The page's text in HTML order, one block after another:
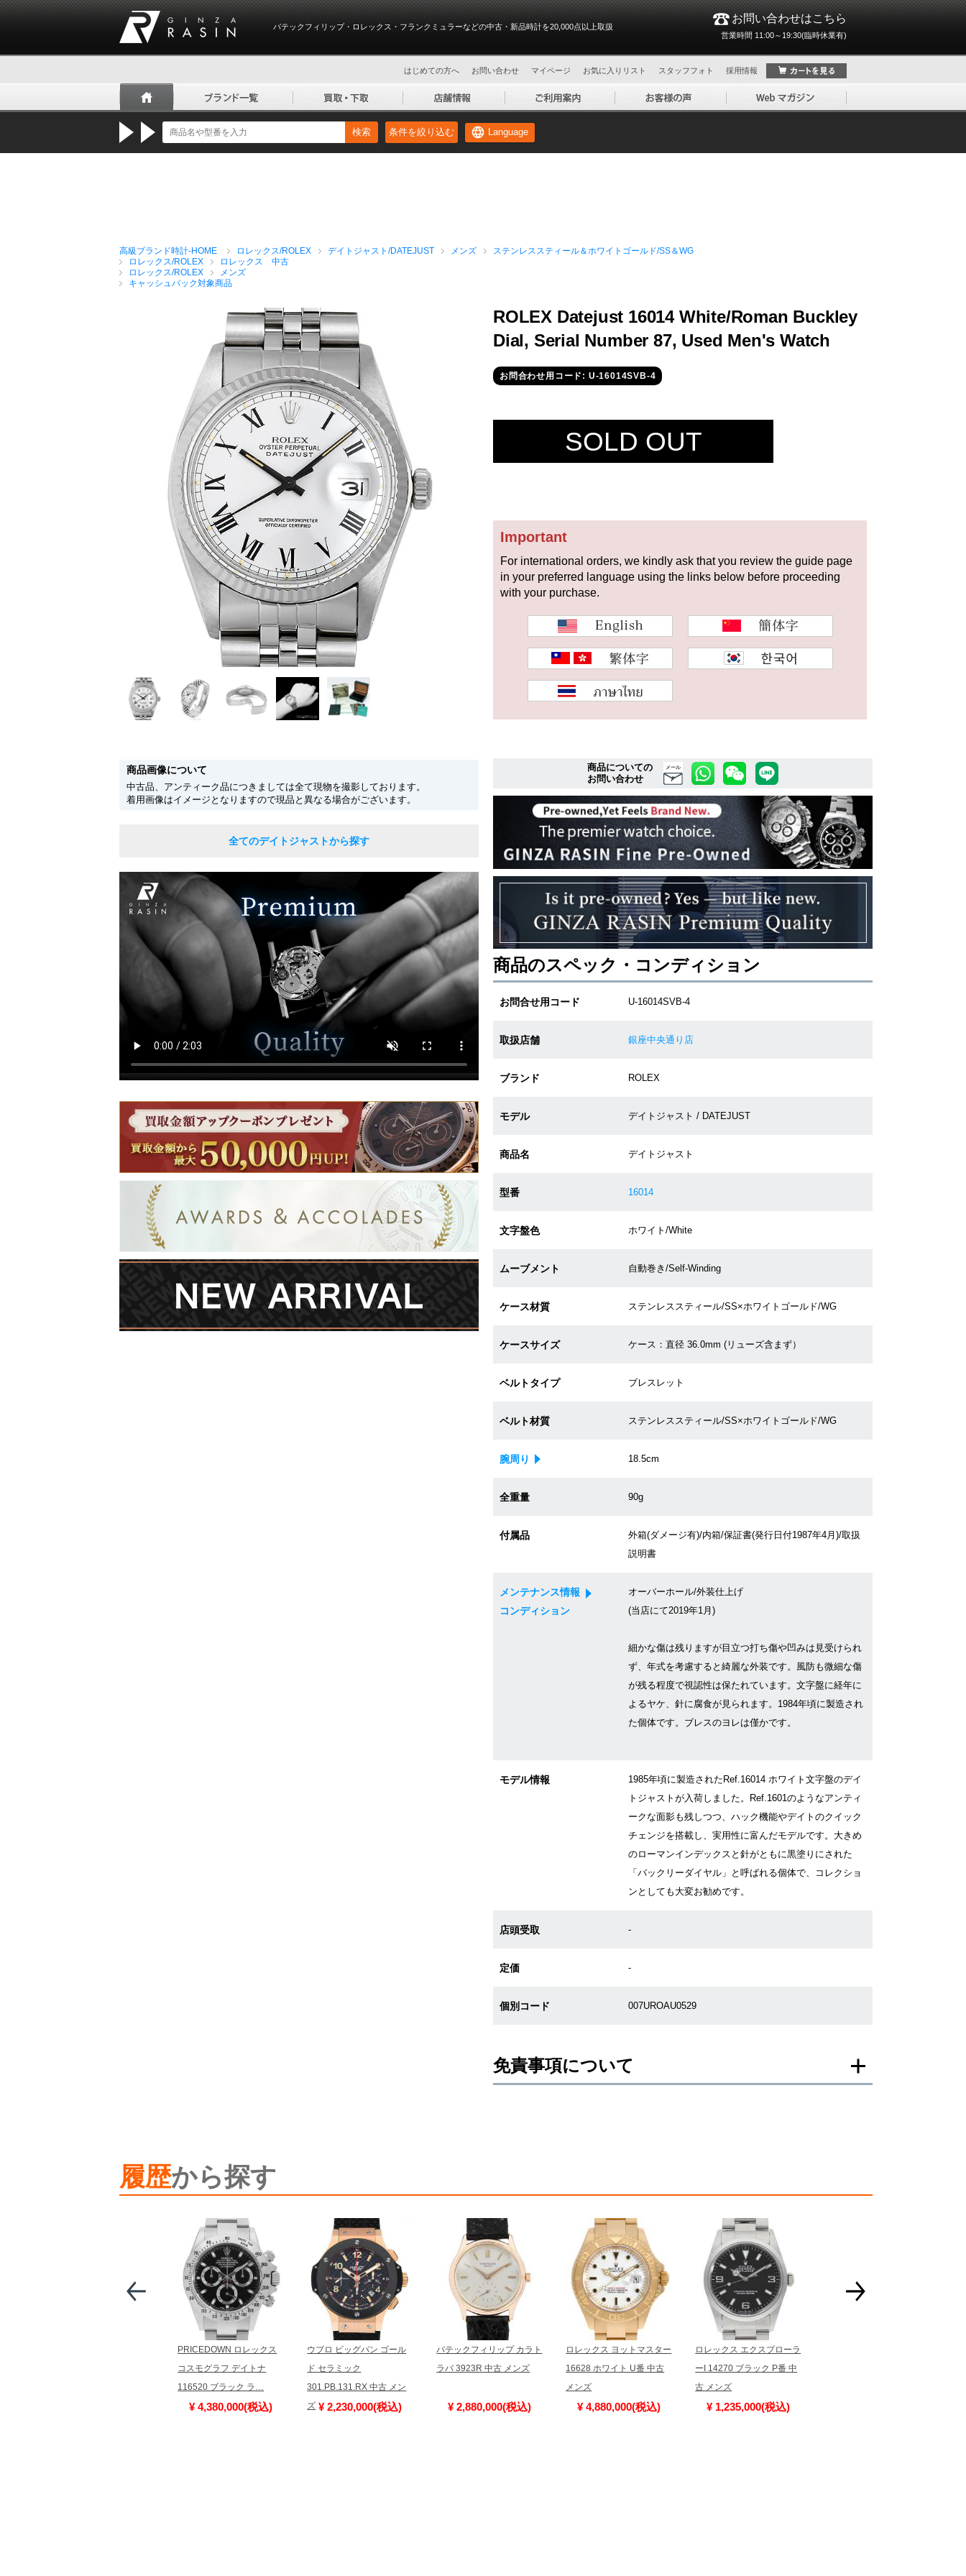
パテックフィリップ・ロレックス・フランクミュラーなどの中古・新品時計を20,000点以上取扱
お問い合わせはこちら
営業時間 11:00～19:30(臨時休業有)
はじめての方へ お問い合わせ マイページ お気に入りリスト スタッフフォト 採用情報
検索 条件を絞り込む Language
高級ブランド時計-HOME ロレックス/ROLEX デイトジャスト/DATEJUST メンズ
ステンレススティール＆ホワイトゴールド/SS＆WG
ロレックス/ROLEX
ロレックス 中古
ロレックス/ROLEX
メンズ
キャッシュバック対象商品
ROLEX Datejust 16014 White/Roman Buckley
Dial, Serial Number 87, Used Men's Watch
お問合わせ用コード: U-16014SVB-4
SOLD OUT
Important
For international orders, we kindly ask that you review the guide page
in your preferred language using the links below before proceeding
with your purchase.
商品画像について
中古品、アンティーク品につきましては全て現物を撮影しております。
着用画像はイメージとなりますので現品と異なる場合がございます。
全てのデイトジャストから探す
商品についての
お問い合わせ
メール
商品のスペック・コンディション
お問合せ用コード U-16014SVB-4
取扱店舗 銀座中央通り店
ブランド ROLEX
モデル デイトジャスト / DATEJUST
商品名 デイトジャスト
型番 16014
文字盤色 ホワイト/White
ムーブメント 自動巻き/Self-Winding
ケース材質 ステンレススティール/SS×ホワイトゴールド/WG
ケースサイズ ケース：直径 36.0mm (リューズ含まず）
ベルトタイプ ブレスレット
ベルト材質 ステンレススティール/SS×ホワイトゴールド/WG
腕周り 18.5cm
全重量 90g
付属品
外箱(ダメージ有)/内箱/保証書(発行日付1987年4月)/取扱
説明書
メンテナンス情報
コンディション
オーバーホール/外装仕上げ
(当店にて2019年1月)
細かな傷は残りますが目立つ打ち傷や凹みは見受けられ
ず、年式を考慮すると綺麗な外装です。風防も微細な傷
が残る程度で視認性は保たれています。文字盤に経年に
よるヤケ、針に腐食が見られます。1984年頃に製造され
た個体です。ブレスのヨレは僅かです。
モデル情報
1985年頃に製造されたRef.16014 ホワイト文字盤のデイ
トジャストが入荷しました。Ref.1601のようなアンティ
ークな面影も残しつつ、ハック機能やデイトのクイック
チェンジを搭載し、実用性に富んだモデルです。大きめ
のローマンインデックスと針がともに黒塗りにされた
「バックリーダイヤル」と呼ばれる個体で、コレクショ
ンとしても大変お勧めです。
店頭受取 -
定価 -
個別コード 007UROAU0529
免責事項について
※シリアルナンバーや限定番号につきましては、プライバシーの関係上WEBへの掲載を控
またお電話でお問い合わせ頂きましてもお答えできません。
※当店では店頭販売も行っております為、サイトでのご注文と店頭処理との時間差で在庫
切れになる場合がございます。
予めご了承くださいませ。
また、ご来店にてご購入を希望される場合にも、事前に在庫の確認をお電話かメールにて
お問い合わせいただけますようお願いいたします。
※アンティーク品やユーズド品の場合、外装および内部機械に代替部品を使用している場
合がございます。
※表示の定価は、入荷時の価格となっております。
履歴から探す
PRICEDOWN ロレックス
コスモグラフ デイトナ
116520 ブラック ラ…
¥ 4,380,000(税込)
ウブロ ビッグバン ゴール
ド セラミック
301.PB.131.RX 中古 メン
ズ ¥ 2,230,000(税込)
パテックフィリップ カラト
ラバ 3923R 中古 メンズ
¥ 2,880,000(税込)
ロレックス ヨットマスター
16628 ホワイト U番 中古
メンズ
¥ 4,880,000(税込)
ロレックス エクスプローラ
ーI 14270 ブラック P番 中
古 メンズ
¥ 1,235,000(税込)